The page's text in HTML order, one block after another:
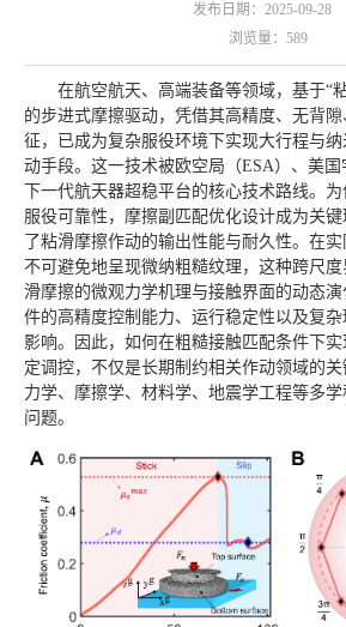
发布日期：2025-09-28
浏览量： 589
在航空航天、高端装备等领域，基于“
的步进式摩擦驱动，凭借其高精度、无背
征，已成为复杂服役环境下实现大行程与
动手段。这一技术被欧空局（ESA）、美
下一代航天器超稳平台的核心技术路线。
服役可靠性，摩擦副匹配优化设计成为关
了粘滑摩擦作动的输出性能与耐久性。在
不可避免地呈现微纳粗糙纹理，这种跨尺
滑摩擦的微观力学机理与接触界面的动态
件的高精度控制能力、运行稳定性以及复
影响。因此，如何在粗糙接触匹配条件下
定调控，不仅是长期制约相关作动领域的
力学、摩擦学、材料学、地震学工程等多
问题。